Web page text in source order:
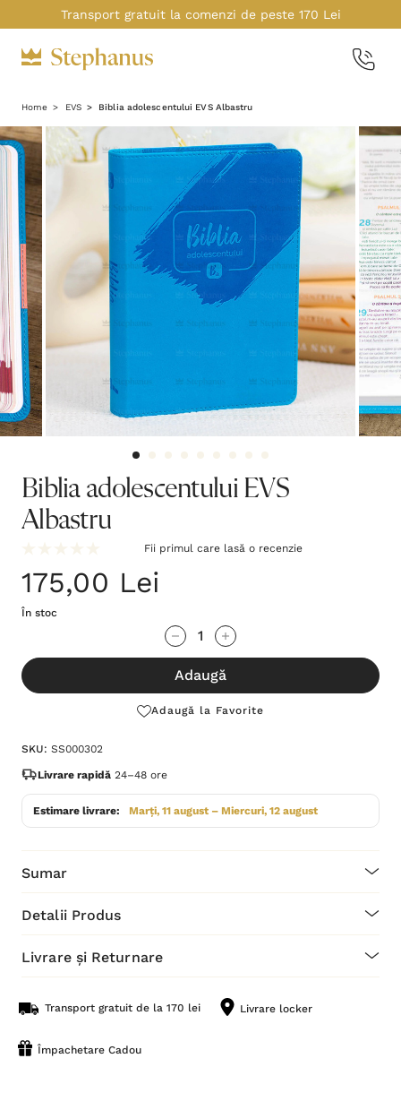
Transport gratuit la comenzi de peste 170 Lei
Home EVS Biblia adolescentului EVS Albastru
Biblia adolescentului EVS
Albastru
Fii primul care lasă o recenzie
175,00 Lei
În stoc
te!
Stocul
Adaugă
Adaugă la Favorite
SKU: SS000302
Livrare rapidă 24–48 ore
Estimare livrare: Marți, 11 august – Miercuri, 12 august
Sumar
Detalii Produs
Livrare și Returnare
Transport gratuit de la 170 lei Livrare locker
Împachetare Cadou